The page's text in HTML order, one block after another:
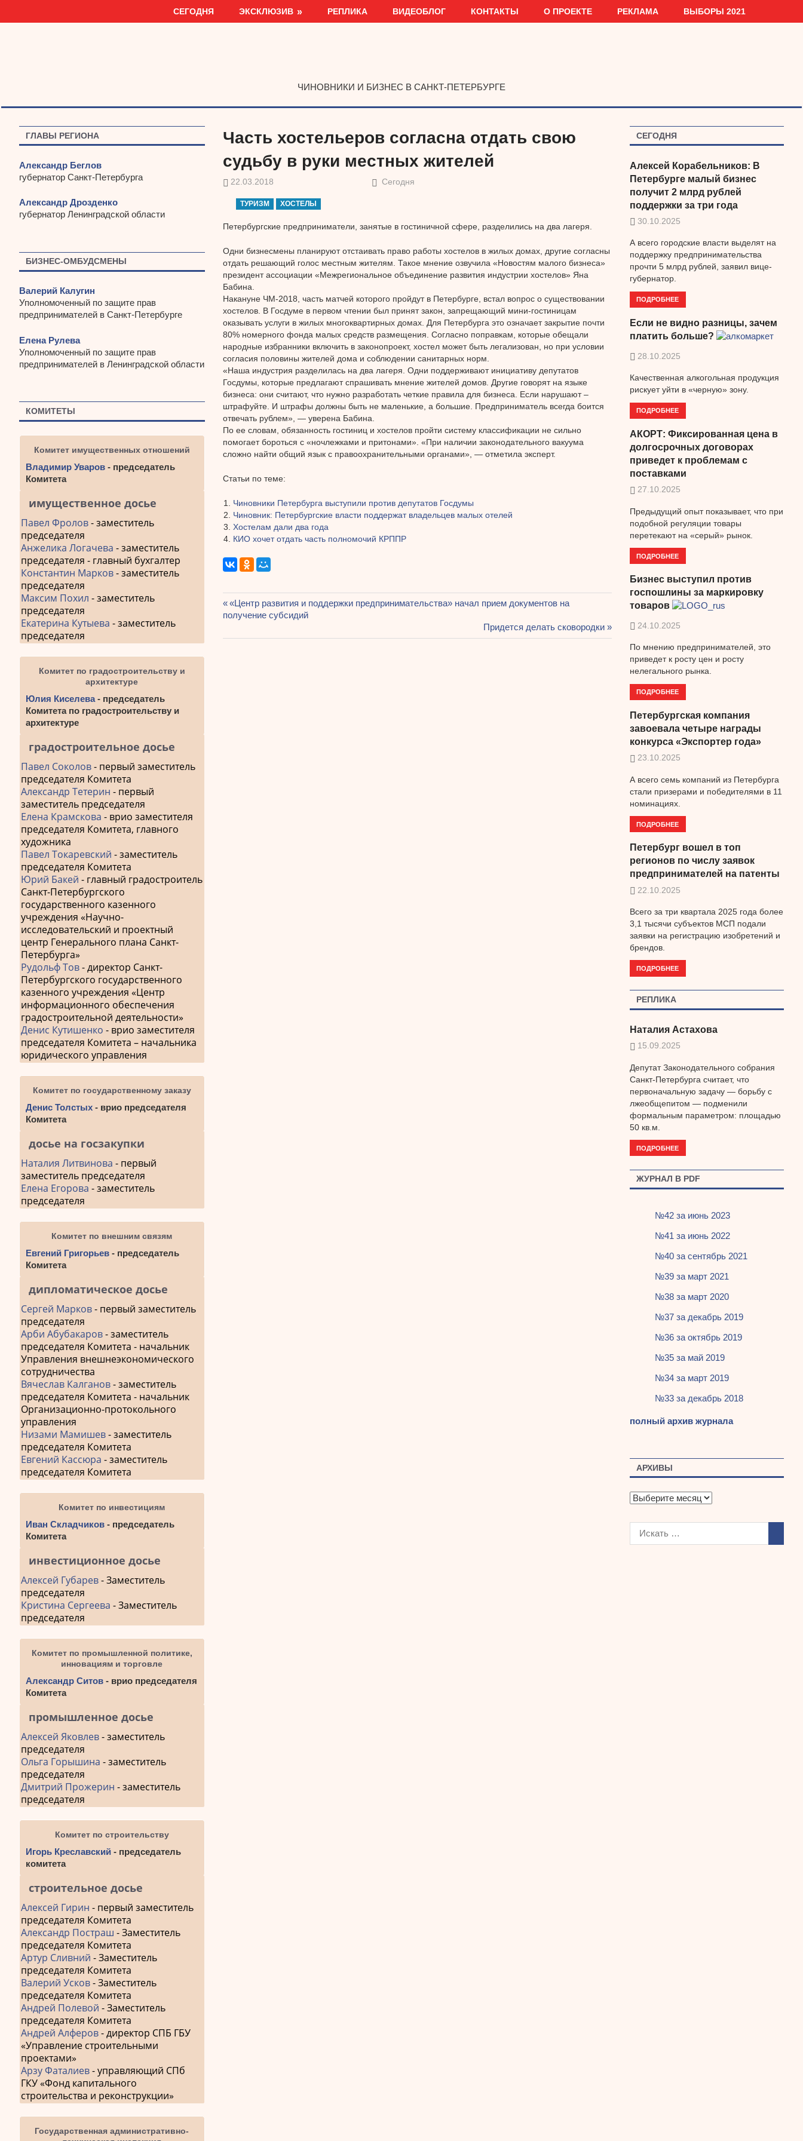
СЕГОДНЯ ЭКСКЛЮЗИВ РЕПЛИКА ВИДЕОБЛОГ КОНТАКТЫ О ПРОЕКТЕ РЕКЛАМА ВЫБОРЫ 2021
ЧИНОВНИКИ И БИЗНЕС В САНКТ-ПЕТЕРБУРГЕ
Часть хостельеров согласна отдать свою
судьбу в руки местных жителей
22.03.2018 Сегодня
ТУРИЗМ ХОСТЕЛЫ
Петербургские предприниматели, занятые в гостиничной сфере, разделились на два лагеря.
Одни бизнесмены планируют отстаивать право работы хостелов в жилых домах, другие согласны
отдать решающий голос местным жителям. Такое мнение озвучила «Новостям малого бизнеса»
президент ассоциации «Межрегиональное объединение развития индустрии хостелов» Яна
Бабина.
Накануне ЧМ-2018, часть матчей которого пройдут в Петербурге, встал вопрос о существовании
хостелов. В Госдуме в первом чтении был принят закон, запрещающий мини-гостиницам
оказывать услуги в жилых многоквартирных домах. Для Петербурга это означает закрытие почти
80% номерного фонда малых средств размещения. Согласно поправкам, которые обещали
народные избранники включить в законопроект, хостел может быть легализован, но при условии
согласия половины жителей дома и соблюдении санитарных норм.
«Наша индустрия разделилась на два лагеря. Одни поддерживают инициативу депутатов
Госдумы, которые предлагают спрашивать мнение жителей домов. Другие говорят на языке
бизнеса: они считают, что нужно разработать четкие правила для бизнеса. Если нарушают –
штрафуйте. И штрафы должны быть не маленькие, а большие. Предприниматель всегда боится
отвечать рублем», — уверена Бабина.
По ее словам, обязанность гостиниц и хостелов пройти систему классификации не сильно
помогает бороться с «ночлежками и притонами». «При наличии законодательного вакуума
сложно найти общий язык с правоохранительными органами», — отметила эксперт.
Статьи по теме:
Чиновники Петербурга выступили против депутатов Госдумы
Чиновник: Петербургские власти поддержат владельцев малых отелей
Хостелам дали два года
КИО хочет отдать часть полномочий КРППР
Навигация
по
Предыдущая
запись:
«Центр развития и поддержки предпринимательства» начал прием документов на
получение субсидий
Следующая
запись:
Придется делать сковородки
ГЛАВЫ РЕГИОНА
Александр Беглов
губернатор Санкт-Петербурга
Александр Дрозденко
губернатор Ленинградской области
БИЗНЕС-ОМБУДСМЕНЫ
Валерий Калугин
Уполномоченный по защите прав
предпринимателей в Санкт-Петербурге
Елена Рулева
Уполномоченный по защите прав
предпринимателей в Ленинградской области
КОМИТЕТЫ
Комитет имущественных отношений
Владимир Уваров - председатель
Комитета
имущественное досье
Павел Фролов- заместитель
председателя
Анжелика Логачева - заместитель
председателя - главный бухгалтер
Константин Марков- заместитель
председателя
Максим Похил - заместитель
председателя
Екатерина Кутыева - заместитель
председателя
Комитет по градостроительству и
архитектуре
Юлия Киселева- председатель
Комитета по градостроительству и
архитектуре
градостроительное досье
Павел Соколов- первый заместитель
председателя Комитета
Александр Тетерин - первый
заместитель председателя
Елена Крамскова - врио заместителя
председателя Комитета, главного
художника
Павел Токаревский - заместитель
председателя Комитета
Юрий Бакей - главный градостроитель
Санкт-Петербургского
государственного казенного
учреждения «Научно-
исследовательский и проектный
центр Генерального плана Санкт-
Петербурга»
Рудольф Тов- директор Санкт-
Петербургского государственного
казенного учреждения «Центр
информационного обеспечения
градостроительной деятельности»
Денис Кутишенко - врио заместителя
председателя Комитета – начальника
юридического управления
Комитет по государственному заказу
Денис Толстых - врио председателя
Комитета
досье на госзакупки
Наталия Литвинова - первый
заместитель председателя
Елена Егорова - заместитель
председателя
Комитет по внешним связям
Евгений Григорьев - председатель
Комитета
дипломатическое досье
Сергей Марков- первый заместитель
председателя
Арби Абубакаров- заместитель
председателя Комитета - начальник
Управления внешнеэкономического
сотрудничества
Вячеслав Калганов- заместитель
председателя Комитета - начальник
Организационно-протокольного
управления
Низами Мамишев- заместитель
председателя Комитета
Евгений Кассюра - заместитель
председателя Комитета
Комитет по инвестициям
Иван Складчиков - председатель
Комитета
инвестиционное досье
Алексей Губарев- Заместитель
председателя
Кристина Сергеева - Заместитель
председателя
Комитет по промышленной политике,
инновациям и торговле
Александр Ситов - врио председателя
Комитета
промышленное досье
Алексей Яковлев- заместитель
председателя
Ольга Горышина - заместитель
председателя
Дмитрий Прожерин - заместитель
председателя
Комитет по строительству
Игорь Креславский - председатель
комитета
строительное досье
Алексей Гирин - первый заместитель
председателя Комитета
Александр Постраш - Заместитель
председателя Комитета
Артур Сливний - Заместитель
председателя Комитета
Валерий Усков- Заместитель
председателя Комитета
Андрей Полевой - Заместитель
председателя Комитета
Андрей Алферов- директор СПБ ГБУ
«Управление строительными
проектами»
Арзу Фаталиев- управляющий СПб
ГКУ «Фонд капитального
строительства и реконструкции»
Государственная административно-
СЕГОДНЯ
Алексей Корабельников: В
Петербурге малый бизнес
получит 2 млрд рублей
поддержки за три года
30.10.2025
А всего городские власти выделят на
поддержку предпринимательства
прочти 5 млрд рублей, заявил вице-
губернатор.
ПОДРОБНЕЕ
Если не видно разницы, зачем
платить больше?
28.10.2025
Качественная алкогольная продукция
рискует уйти в «черную» зону.
ПОДРОБНЕЕ
АКОРТ: Фиксированная цена в
долгосрочных договорах
приведет к проблемам с
поставками
27.10.2025
Предыдущий опыт показывает, что при
подобной регуляции товары
перетекают на «серый» рынок.
ПОДРОБНЕЕ
Бизнес выступил против
госпошлины за маркировку
товаров
24.10.2025
По мнению предпринимателей, это
приведет к росту цен и росту
нелегального рынка.
ПОДРОБНЕЕ
Петербургская компания
завоевала четыре награды
конкурса «Экспортер года»
23.10.2025
А всего семь компаний из Петербурга
стали призерами и победителями в 11
номинациях.
ПОДРОБНЕЕ
Петербург вошел в топ
регионов по числу заявок
предпринимателей на патенты
22.10.2025
Всего за три квартала 2025 года более
3,1 тысячи субъектов МСП подали
заявки на регистрацию изобретений и
брендов.
ПОДРОБНЕЕ
РЕПЛИКА
Наталия Астахова
15.09.2025
Депутат Законодательного собрания
Санкт-Петербурга считает, что
первоначальную задачу — борьбу с
лжеобщепитом — подменили
формальным параметром: площадью
50 кв.м.
ПОДРОБНЕЕ
ЖУРНАЛ В PDF
№42 за июнь 2023
№41 за июнь 2022
№40 за сентябрь 2021
№39 за март 2021
№38 за март 2020
№37 за декабрь 2019
№36 за октябрь 2019
№35 за май 2019
№34 за март 2019
№33 за декабрь 2018
полный архив журнала
АРХИВЫ
А
х
в